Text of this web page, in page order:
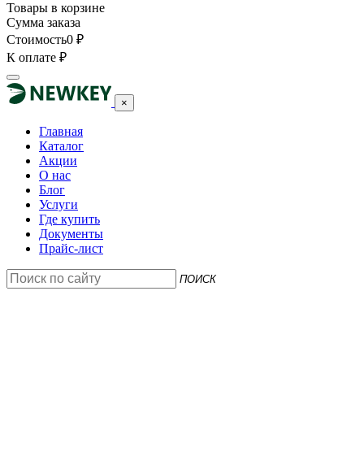
Товары в корзине
Сумма заказа
Стоимость0 ₽
К оплате ₽
×
Главная
Каталог
Акции
О нас
Блог
Услуги
Где купить
Документы
Прайс-лист
ПОИСК